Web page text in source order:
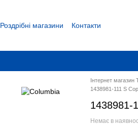
Роздрібні магазини
Контакти
Інтернет магазин
1438981-111 S
1438981-
Немає в